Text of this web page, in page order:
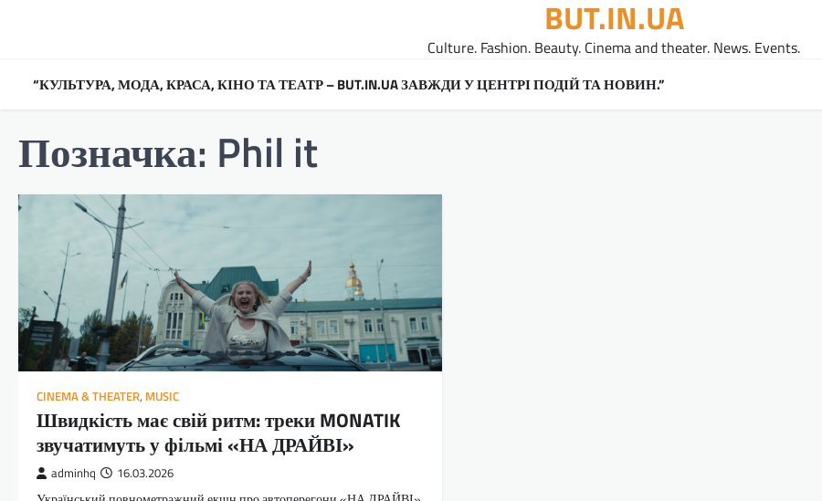
BUT.IN.UA
Culture. Fashion. Beauty. Cinema and theater. News. Events.
“КУЛЬТУРА, МОДА, КРАСА, КІНО ТА ТЕАТР – BUT.IN.UA ЗАВЖДИ У ЦЕНТРІ ПОДІЙ ТА НОВИН.”
Позначка: Phil it
CINEMA & THEATER, MUSIC
Швидкість має свій ритм: треки MONATIK
звучатимуть у фільмі «НА ДРАЙВІ»
adminhq 16.03.2026